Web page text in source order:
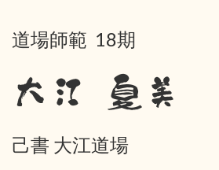
道場師範 18期
大江 夏美
己書 大江道場